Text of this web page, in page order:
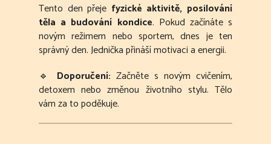
Tento den přeje fyzické aktivitě, posilování
těla a budování kondice. Pokud začínáte s
novým režimem nebo sportem, dnes je ten
správný den. Jednička přináší motivaci a energii.
🔹 Doporučení: Začněte s novým cvičením,
detoxem nebo změnou životního stylu. Tělo
vám za to poděkuje.